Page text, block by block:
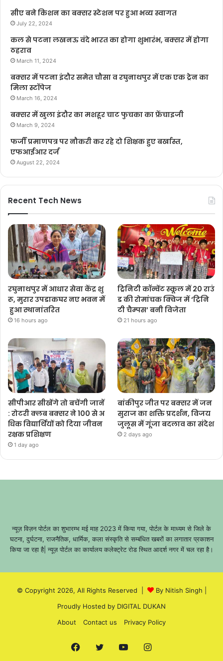
सीए बने किशन का बक्सर स्टेशन पर हुआ भव्य स्वागत
July 22, 2024
कल से पटना लखनऊ वंदे भारत का होगा शुभारंभ, बक्सर में होगा
ठहराव
March 11, 2024
बक्सर में पटना इंदौर समेत चौसा व रघुनाथपुर में एक एक ट्रेन का
मिला स्टॉपेज
March 16, 2024
बक्सर में खुला इंदौर का मशहूर चाट फुचका का फ्रेंचाइजी
March 9, 2024
फर्जी प्रमाणपत्र पर नौकरी कर रहे दो शिक्षक हुए बर्खास्त,
एफआईआर दर्ज
August 22, 2024
Recent Tech News
रघुनाथपुर में आधार सेवा केंद्र शु
रू, मुरार उपडाकघर नए भवन में
हुआ स्थानांतरित
16 hours ago
ट्रिनिटी कॉन्वेंट स्कूल में 20 राउं
ड की रोमांचक क्विज में ‘ट्रिनि
टी चैम्पस’ बनी विजेता
21 hours ago
सीपीआर सीखेंगे तो बचेंगी जानें
: रोटरी क्लब बक्सर ने 100 से अ
धिक विद्यार्थियों को दिया जीवन
रक्षक प्रशिक्षण
1 day ago
बांकीपुर जीत पर बक्सर में जन
सुराज का शक्ति प्रदर्शन, विजय
जुलूस में गूंजा बदलाव का संदेश
2 days ago
न्यूज़ विज़न पोर्टल का शुभारम्भ मई माह 2023 में किया गया, पोर्टल के माध्यम से जिले के
घटना, दुर्घटना, राजनैतिक, धार्मिक, कला संस्कृति से सम्बंधित खबरों का लगातार प्रकाशन
किया जा रहा है| न्यूज़ पोर्टल का कार्यालय कलेक्ट्रेट रोड स्थित आदर्श नगर में चल रहा है।
© Copyright 2026, All Rights Reserved | By Nitish Singh
Proudly Hosted by DIGITAL DUKAN
About
Contact us Privacy Policy
Facebook
Twitter YouTubeInstagram